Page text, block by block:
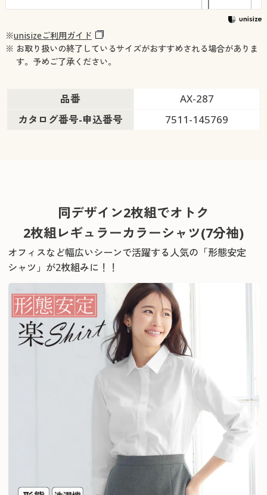
※unisizeご利用ガイド
※ お取り扱いの終了しているサイズがおすすめされる場合がありま
す。予めご了承ください。
品番
AX-287
カタログ番号-申込番号
7511-145769
同デザイン2枚組でオトク
2枚組レギュラーカラーシャツ(7分袖)
オフィスなど幅広いシーンで活躍する人気の「形態安定
シャツ」が2枚組みに！！